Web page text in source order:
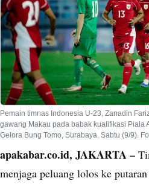
Pemain timnas Indonesia U-23, Zanadin
gawang Makau pada babak kualifikasi Piala
Gelora Bung Tomo, Surabaya, Sabtu (9/9).
apakabar.co.id, JAKARTA –
menjaga peluang lolos ke